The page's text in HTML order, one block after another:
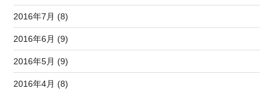
2016年7月 (8)
2016年6月 (9)
2016年5月 (9)
2016年4月 (8)